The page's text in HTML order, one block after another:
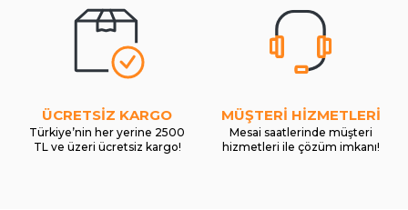
ÜCRETSİZ KARGO
Türkiye’nin her yerine 2500
TL ve üzeri ücretsiz kargo!
MÜŞTERİ HİZMETLERİ
Mesai saatlerinde müşteri
hizmetleri ile çözüm imkanı!